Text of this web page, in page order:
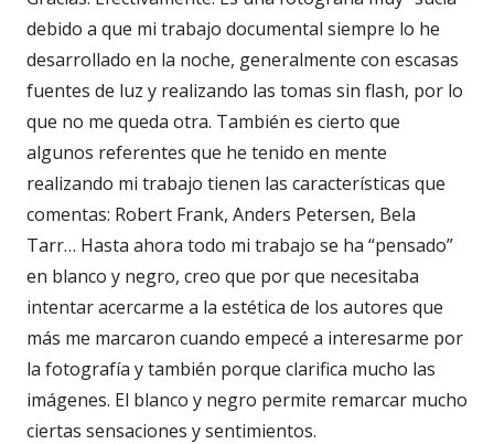
debido a que mi trabajo documental siempre lo he
desarrollado en la noche, generalmente con escasas
fuentes de luz y realizando las tomas sin flash, por lo
que no me queda otra. También es cierto que
algunos referentes que he tenido en mente
realizando mi trabajo tienen las características que
comentas: Robert Frank, Anders Petersen, Bela
Tarr… Hasta ahora todo mi trabajo se ha “pensado”
en blanco y negro, creo que por que necesitaba
intentar acercarme a la estética de los autores que
más me marcaron cuando empecé a interesarme por
la fotografía y también porque clarifica mucho las
imágenes. El blanco y negro permite remarcar mucho
ciertas sensaciones y sentimientos.